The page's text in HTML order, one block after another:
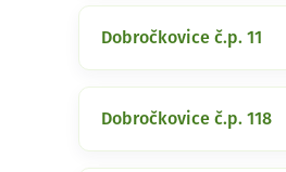
Dobročkovice č.p. 11
Dobročkovice č.p. 118